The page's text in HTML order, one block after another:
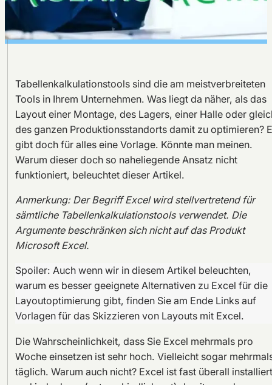
Tabellenkalkulationstools sind die am meistverbreiteten
Tools in Ihrem Unternehmen. Was liegt da näher, als das
Layout einer Montage, des Lagers, einer Halle oder
des ganzen Produktionsstandorts damit zu optimieren?
gibt doch für alles eine Vorlage. Könnte man meinen.
Warum dieser doch so naheliegende Ansatz nicht
funktioniert, beleuchtet dieser Artikel.
Anmerkung: Der Begriff Excel wird stellvertretend für
sämtliche Tabellenkalkulationstools verwendet. Die
Argumente beschränken sich nicht auf das Produkt
Microsoft Excel.
Spoiler: Auch wenn wir in diesem Artikel beleuchten,
warum es besser geeignete Alternativen zu Excel für die
Layoutoptimierung gibt, finden Sie am Ende Links auf
Vorlagen für das Skizzieren von Layouts mit Excel.
Die Wahrscheinlichkeit, dass Sie Excel mehrmals pro
Woche einsetzen ist sehr hoch. Vielleicht sogar
täglich. Warum auch nicht? Excel ist fast überall installiert